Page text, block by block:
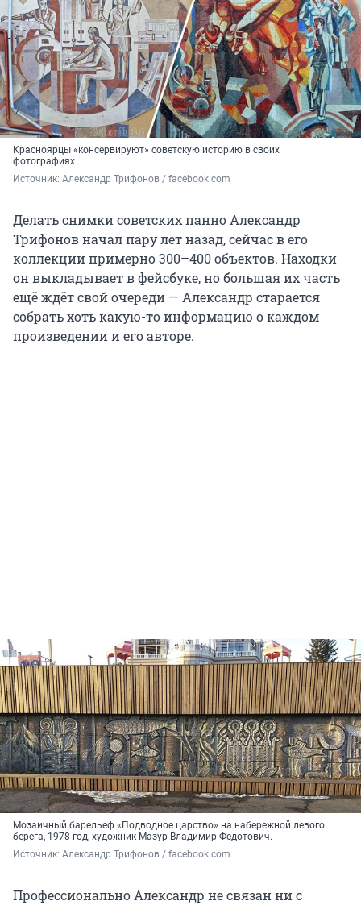
Красноярцы «консервируют» советскую историю в своих
фотографиях
Источник: Александр Трифонов / facebook.com
Делать снимки советских панно Александр
Трифонов начал пару лет назад, сейчас в его
коллекции примерно 300–400 объектов. Находки
он выкладывает в фейсбуке, но большая их часть
ещё ждёт свой очереди — Александр старается
собрать хоть какую-то информацию о каждом
произведении и его авторе.
Мозаичный барельеф «Подводное царство» на набережной левого
берега, 1978 год, художник Мазур Владимир Федотович.
Источник: Александр Трифонов / facebook.com
Профессионально Александр не связан ни с